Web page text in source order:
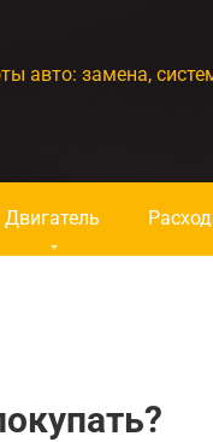
авто: замена,
Двигатель